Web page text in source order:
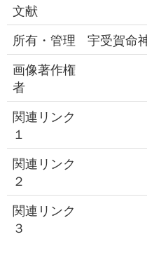
文献
所有・管理
宇受賀命
画像著作権
者
関連リンク
１
関連リンク
２
関連リンク
３